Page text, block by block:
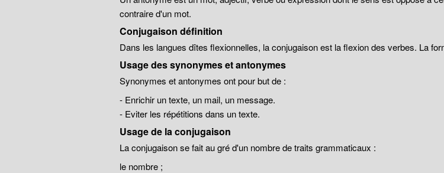
contraire d'un mot.
Conjugaison définition
Dans les langues dîtes flexionnelles, la conjugaison est la flexion des verbes. La
Usage des synonymes et antonymes
Synonymes et antonymes ont pour but de :
- Enrichir un texte, un mail, un message.
- Eviter les répétitions dans un texte.
Usage de la conjugaison
La conjugaison se fait au gré d'un nombre de traits grammaticaux :
le nombre ;